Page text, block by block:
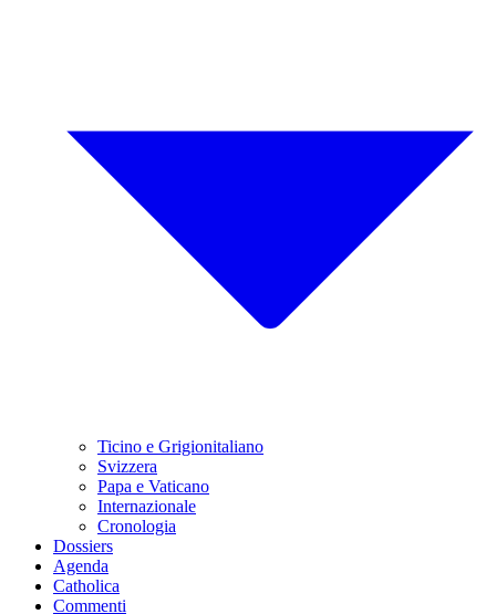
Ticino e Grigionitaliano
Svizzera
Papa e Vaticano
Internazionale
Cronologia
Dossiers
Agenda
Catholica
Commenti